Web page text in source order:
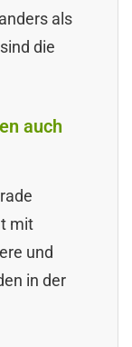
als
die
auch
mit
und
in der